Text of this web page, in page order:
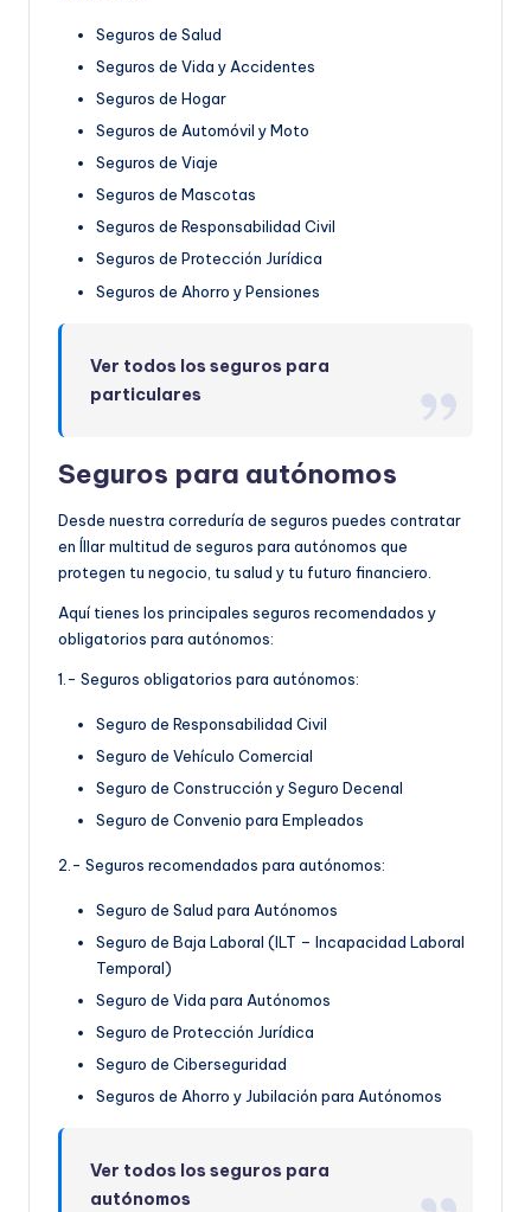
Seguros de Salud
Seguros de Vida y Accidentes
Seguros de Hogar
Seguros de Automóvil y Moto
Seguros de Viaje
Seguros de Mascotas
Seguros de Responsabilidad Civil
Seguros de Protección Jurídica
Seguros de Ahorro y Pensiones
Ver todos los seguros para
particulares
Seguros para autónomos
Desde nuestra correduría de seguros puedes contratar
en Íllar multitud de seguros para autónomos que
protegen tu negocio, tu salud y tu futuro financiero.
Aquí tienes los principales seguros recomendados y
obligatorios para autónomos:
1.- Seguros obligatorios para autónomos:
Seguro de Responsabilidad Civil
Seguro de Vehículo Comercial
Seguro de Construcción y Seguro Decenal
Seguro de Convenio para Empleados
2.- Seguros recomendados para autónomos:
Seguro de Salud para Autónomos
Seguro de Baja Laboral (ILT – Incapacidad Laboral
Temporal)
Seguro de Vida para Autónomos
Seguro de Protección Jurídica
Seguro de Ciberseguridad
Seguros de Ahorro y Jubilación para Autónomos
Ver todos los seguros para
autónomos